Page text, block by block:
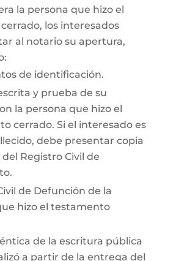
la persona que hizo el
los interesados
al notario su apertura,
de identificación.
y prueba de su
la persona que hizo el
cerrado. Si el interesado es
debe presentar copia
Registro Civil de
de Defunción de la
hizo el testamento
de la escritura pública
a partir de la entrega del